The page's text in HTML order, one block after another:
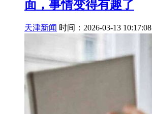
面，事情变得有趣了
天津新闻 时间：2026-03-13 10:17:08